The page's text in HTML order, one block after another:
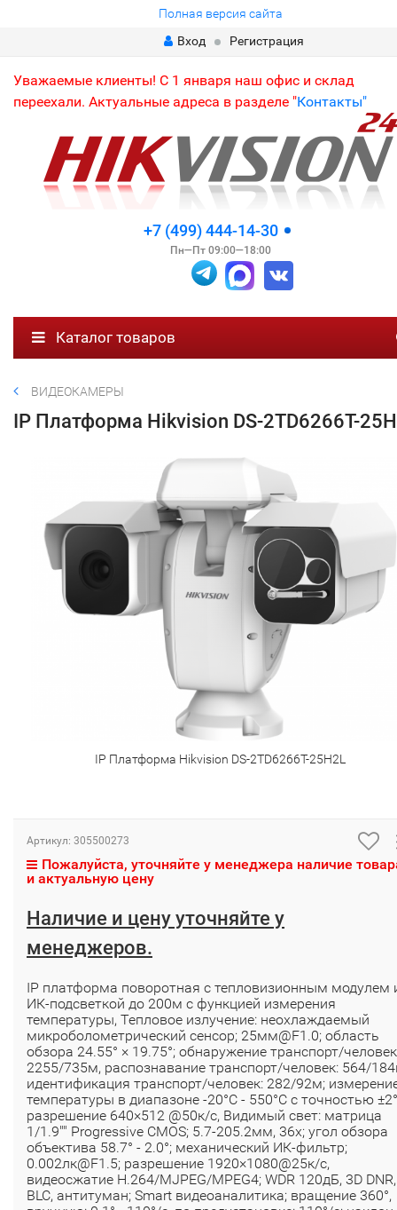
Полная версия сайта
Вход
Регистрация
Уважаемые клиенты! С 1 января наш офис и склад
переехали. Актуальные адреса в разделе "Контакты"
+7 (499) 444-14-30
Пн—Пт 09:00—18:00
Каталог товаров
ВИДЕОКАМЕРЫ
IP Платформа Hikvision DS-2TD6266T-
IP Платформа Hikvision DS-2TD6266T-25H2L
Артикул: 305500273
Пожалуйста, уточняйте у менеджера наличие
и актуальную цену
Наличие и цену уточняйте у
менеджеров.
IP платформа поворотная с тепловизионным модулем
ИК-подсветкой до 200м c функцией измерения
температуры, Тепловое излучение: неохлаждаемый
микроболометрический сенсор; 25мм@F1.0; область
обзора 24.55° × 19.75°; обнаружение транспорт/
2255/735м, распознавание транспорт/человек: 564/
идентификация транспорт/человек: 282/92м;
температуры в диапазоне -20°C - 550°C с точностью
разрешение 640×512 @50к/с, Видимый свет: матрица
1/1.9"" Progressive CMOS; 5.7-205.2мм, 36x; угол обзора
объектива 58.7° - 2.0°; механический ИК-фильтр;
0.002лк@F1.5; разрешение 1920×1080@25к/с,
видеосжатие H.264/MJPEG/MPEG4; WDR 120дБ, 3D DNR,
BLC, антитуман; Smart видеоаналитика; вращение 360°,